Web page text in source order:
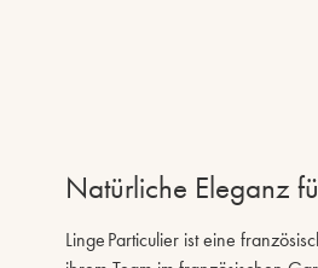
Natürliche Eleganz
Linge Particulier ist eine